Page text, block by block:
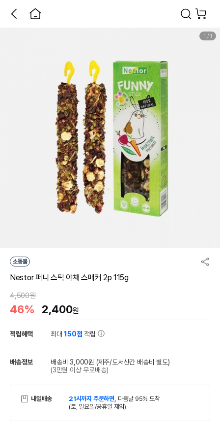
1 / 1
소동물
Nestor 퍼니 스틱 야채 스매커 2p 115g
4,500원
46% 2,400원
적립혜택 최대150점 적립
배송정보 배송비 3,000원 (제주/도서산간 배송비 별도)
(3만원 이상 무료배송)
내일배송 21시까지 주문하면, 다음날 95% 도착
(토, 일요일/공휴일 제외)